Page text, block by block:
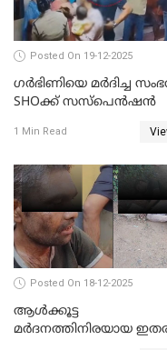
Posted On 19-12-2025
ഗര്‍ഭിണിയെ മർദിച്ച
SHOക്ക് സസ്പെൻഷൻ
1 Min Read
Posted On 18-12-2025
ആൾക്കൂട്ട
മർദനത്തിനിരയായ